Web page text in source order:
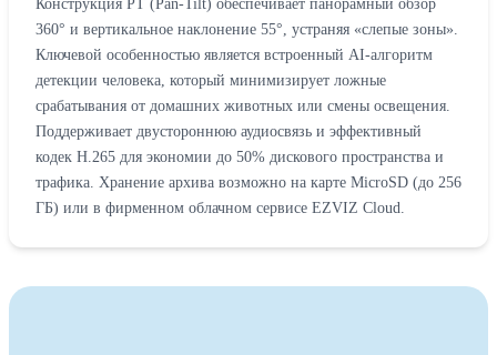
Конструкция PT (Pan-Tilt) обеспечивает панорамный обзор
360° и вертикальное наклонение 55°, устраняя «слепые зоны».
Ключевой особенностью является встроенный AI-алгоритм
детекции человека, который минимизирует ложные
срабатывания от домашних животных или смены освещения.
Поддерживает двустороннюю аудиосвязь и эффективный
кодек H.265 для экономии до 50% дискового пространства и
трафика. Хранение архива возможно на карте MicroSD (до 256
ГБ) или в фирменном облачном сервисе EZVIZ Cloud.